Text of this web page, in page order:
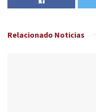
Relacionado Noticias